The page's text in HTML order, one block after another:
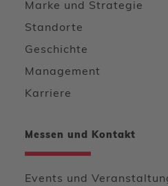
Marke und Strategie
Standorte
Geschichte
Management
Karriere
Messen und Kontakt
Events und